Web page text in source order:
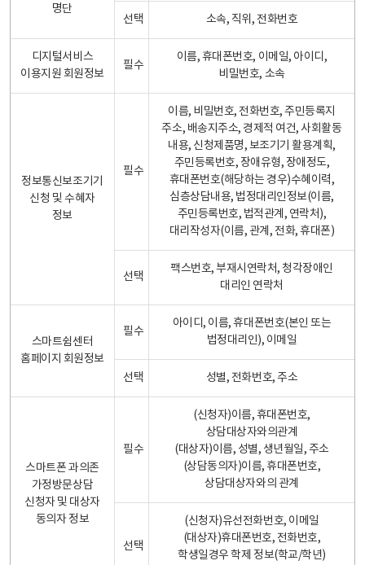
명단
선택 소속, 직위, 전화번호
디지털서비스
이용지원 회원정보
필수
이름, 휴대폰번호, 이메일, 아이디,
비밀번호, 소속
정보통신보조기기
신청 및 수혜자
정보
필수
이름, 비밀번호, 전화번호, 주민등록지
주소, 배송지주소, 경제적 여건, 사회활동
내용, 신청제품명, 보조기기 활용계획,
주민등록번호, 장애유형, 장애정도,
휴대폰번호(해당하는 경우)수혜이력,
심층상담내용, 법정대리인정보(이름,
주민등록번호, 법적관계, 연락처),
대리작성자(이름, 관계, 전화, 휴대폰)
선택
팩스번호, 부재시연락처, 청각장애인
대리인 연락처
스마트쉼센터
홈페이지 회원정보
필수
아이디, 이름, 휴대폰번호(본인 또는
법정대리인), 이메일
선택 성별, 전화번호, 주소
스마트폰 과의존
가정방문상담
신청자 및 대상자
동의자 정보
필수
(신청자)이름, 휴대폰번호,
상담대상자와의관계
(대상자)이름, 성별, 생년월일, 주소
(상담동의자)이름, 휴대폰번호,
상담대상자와의 관계
선택
(신청자)유선전화번호, 이메일
(대상자)휴대폰번호, 전화번호,
학생일경우 학제 정보(학교/학년)